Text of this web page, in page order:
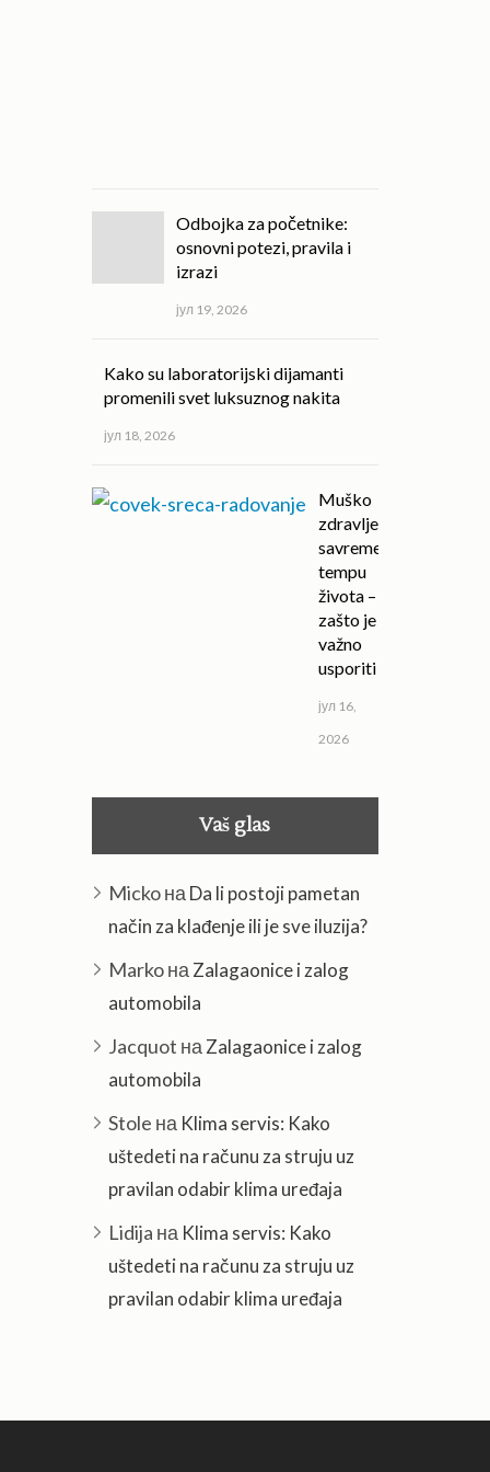
Odbojka za početnike:
osnovni potezi, pravila i
izrazi
јул 19, 2026
Kako su laboratorijski dijamanti
promenili svet luksuznog nakita
јул 18, 2026
Muško
zdravlje u
savremenom
tempu
života –
zašto je
važno
usporiti
јул 16,
2026
Vaš glas
Mickoна Da li postoji pametan
način za klađenje ili je sve iluzija?
Markoна Zalagaonice i zalog
automobila
Jacquot на Zalagaonice i zalog
automobila
Stole на Klima servis: Kako
uštedeti na računu za struju uz
pravilan odabir klima uređaja
Lidija на Klima servis: Kako
uštedeti na računu za struju uz
pravilan odabir klima uređaja